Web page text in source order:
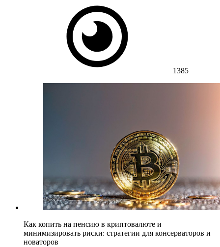
1385
Как копить на пенсию в криптовалюте и
минимизировать риски: стратегии для консерваторов и
новаторов